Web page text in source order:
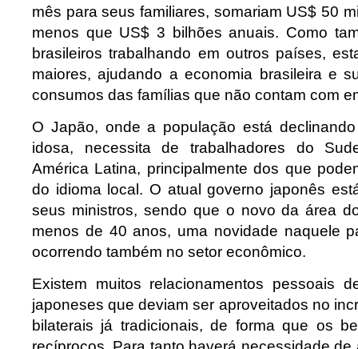
mês para seus familiares, somariam US$ 50
menos que US$ 3 bilhões anuais. Como
brasileiros trabalhando em outros países,
maiores, ajudando a economia brasileira e
consumos das famílias que não contam com
O Japão, onde a população está
idosa, necessita de trabalhadores do
América Latina, principalmente dos que
do idioma local. O atual governo japonês
seus ministros, sendo que o novo da área
menos de 40 anos, uma novidade naquele
ocorrendo também no setor econômico.
Existem muitos relacionamentos pessoais
japoneses que deviam ser aproveitados no
bilaterais já tradicionais, de forma que os